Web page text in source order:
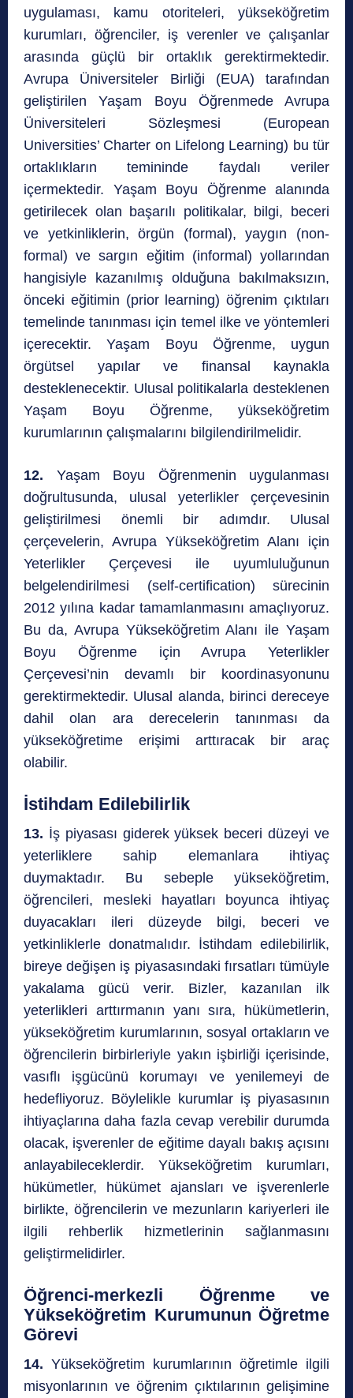
uygulaması, kamu otoriteleri, yükseköğretim
kurumları, öğrenciler, iş verenler ve çalışanlar
arasında güçlü bir ortaklık gerektirmektedir.
Avrupa Üniversiteler Birliği (EUA) tarafından
geliştirilen Yaşam Boyu Öğrenmede Avrupa
Üniversiteleri Sözleşmesi (European
Universities’ Charter on Lifelong Learning) bu tür
ortaklıkların temininde faydalı veriler
içermektedir. Yaşam Boyu Öğrenme alanında
getirilecek olan başarılı politikalar, bilgi, beceri
ve yetkinliklerin, örgün (formal), yaygın (non-
formal) ve sargın eğitim (informal) yollarından
hangisiyle kazanılmış olduğuna bakılmaksızın,
önceki eğitimin (prior learning) öğrenim çıktıları
temelinde tanınması için temel ilke ve yöntemleri
içerecektir. Yaşam Boyu Öğrenme, uygun
örgütsel yapılar ve finansal kaynakla
desteklenecektir. Ulusal politikalarla desteklenen
Yaşam Boyu Öğrenme, yükseköğretim
kurumlarının çalışmalarını bilgilendirilmelidir.
12. Yaşam Boyu Öğrenmenin uygulanması
doğrultusunda, ulusal yeterlikler çerçevesinin
geliştirilmesi önemli bir adımdır. Ulusal
çerçevelerin, Avrupa Yükseköğretim Alanı için
Yeterlikler Çerçevesi ile uyumluluğunun
belgelendirilmesi (self-certification) sürecinin
2012 yılına kadar tamamlanmasını amaçlıyoruz.
Bu da, Avrupa Yükseköğretim Alanı ile Yaşam
Boyu Öğrenme için Avrupa Yeterlikler
Çerçevesi’nin devamlı bir koordinasyonunu
gerektirmektedir. Ulusal alanda, birinci dereceye
dahil olan ara derecelerin tanınması da
yükseköğretime erişimi arttıracak bir araç
olabilir.
İstihdam Edilebilirlik
13. İş piyasası giderek yüksek beceri düzeyi ve
yeterliklere sahip elemanlara ihtiyaç
duymaktadır. Bu sebeple yükseköğretim,
öğrencileri, mesleki hayatları boyunca ihtiyaç
duyacakları ileri düzeyde bilgi, beceri ve
yetkinliklerle donatmalıdır. İstihdam edilebilirlik,
bireye değişen iş piyasasındaki fırsatları tümüyle
yakalama gücü verir. Bizler, kazanılan ilk
yeterlikleri arttırmanın yanı sıra, hükümetlerin,
yükseköğretim kurumlarının, sosyal ortakların ve
öğrencilerin birbirleriyle yakın işbirliği içerisinde,
vasıflı işgücünü korumayı ve yenilemeyi de
hedefliyoruz. Böylelikle kurumlar iş piyasasının
ihtiyaçlarına daha fazla cevap verebilir durumda
olacak, işverenler de eğitime dayalı bakış açısını
anlayabileceklerdir. Yükseköğretim kurumları,
hükümetler, hükümet ajansları ve işverenlerle
birlikte, öğrencilerin ve mezunların kariyerleri ile
ilgili rehberlik hizmetlerinin sağlanmasını
geliştirmelidirler.
Öğrenci-merkezli Öğrenme ve
Yükseköğretim Kurumunun Öğretme
Görevi
14. Yükseköğretim kurumlarının öğretimle ilgili
misyonlarının ve öğrenim çıktılarının gelişimine